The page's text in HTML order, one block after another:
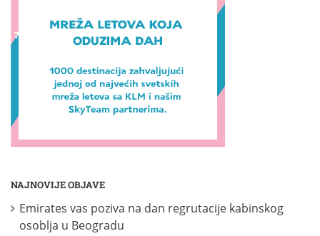
NAJNOVIJE OBJAVE
Emirates vas poziva na dan regrutacije kabinskog
osoblja u Beogradu